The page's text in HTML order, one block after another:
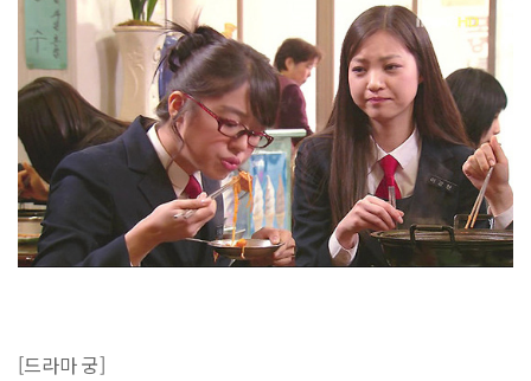
[드라마 궁]